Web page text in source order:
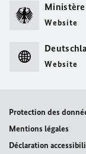
Ministère
Website
Website
Protection des
Mentions légales
Déclaration